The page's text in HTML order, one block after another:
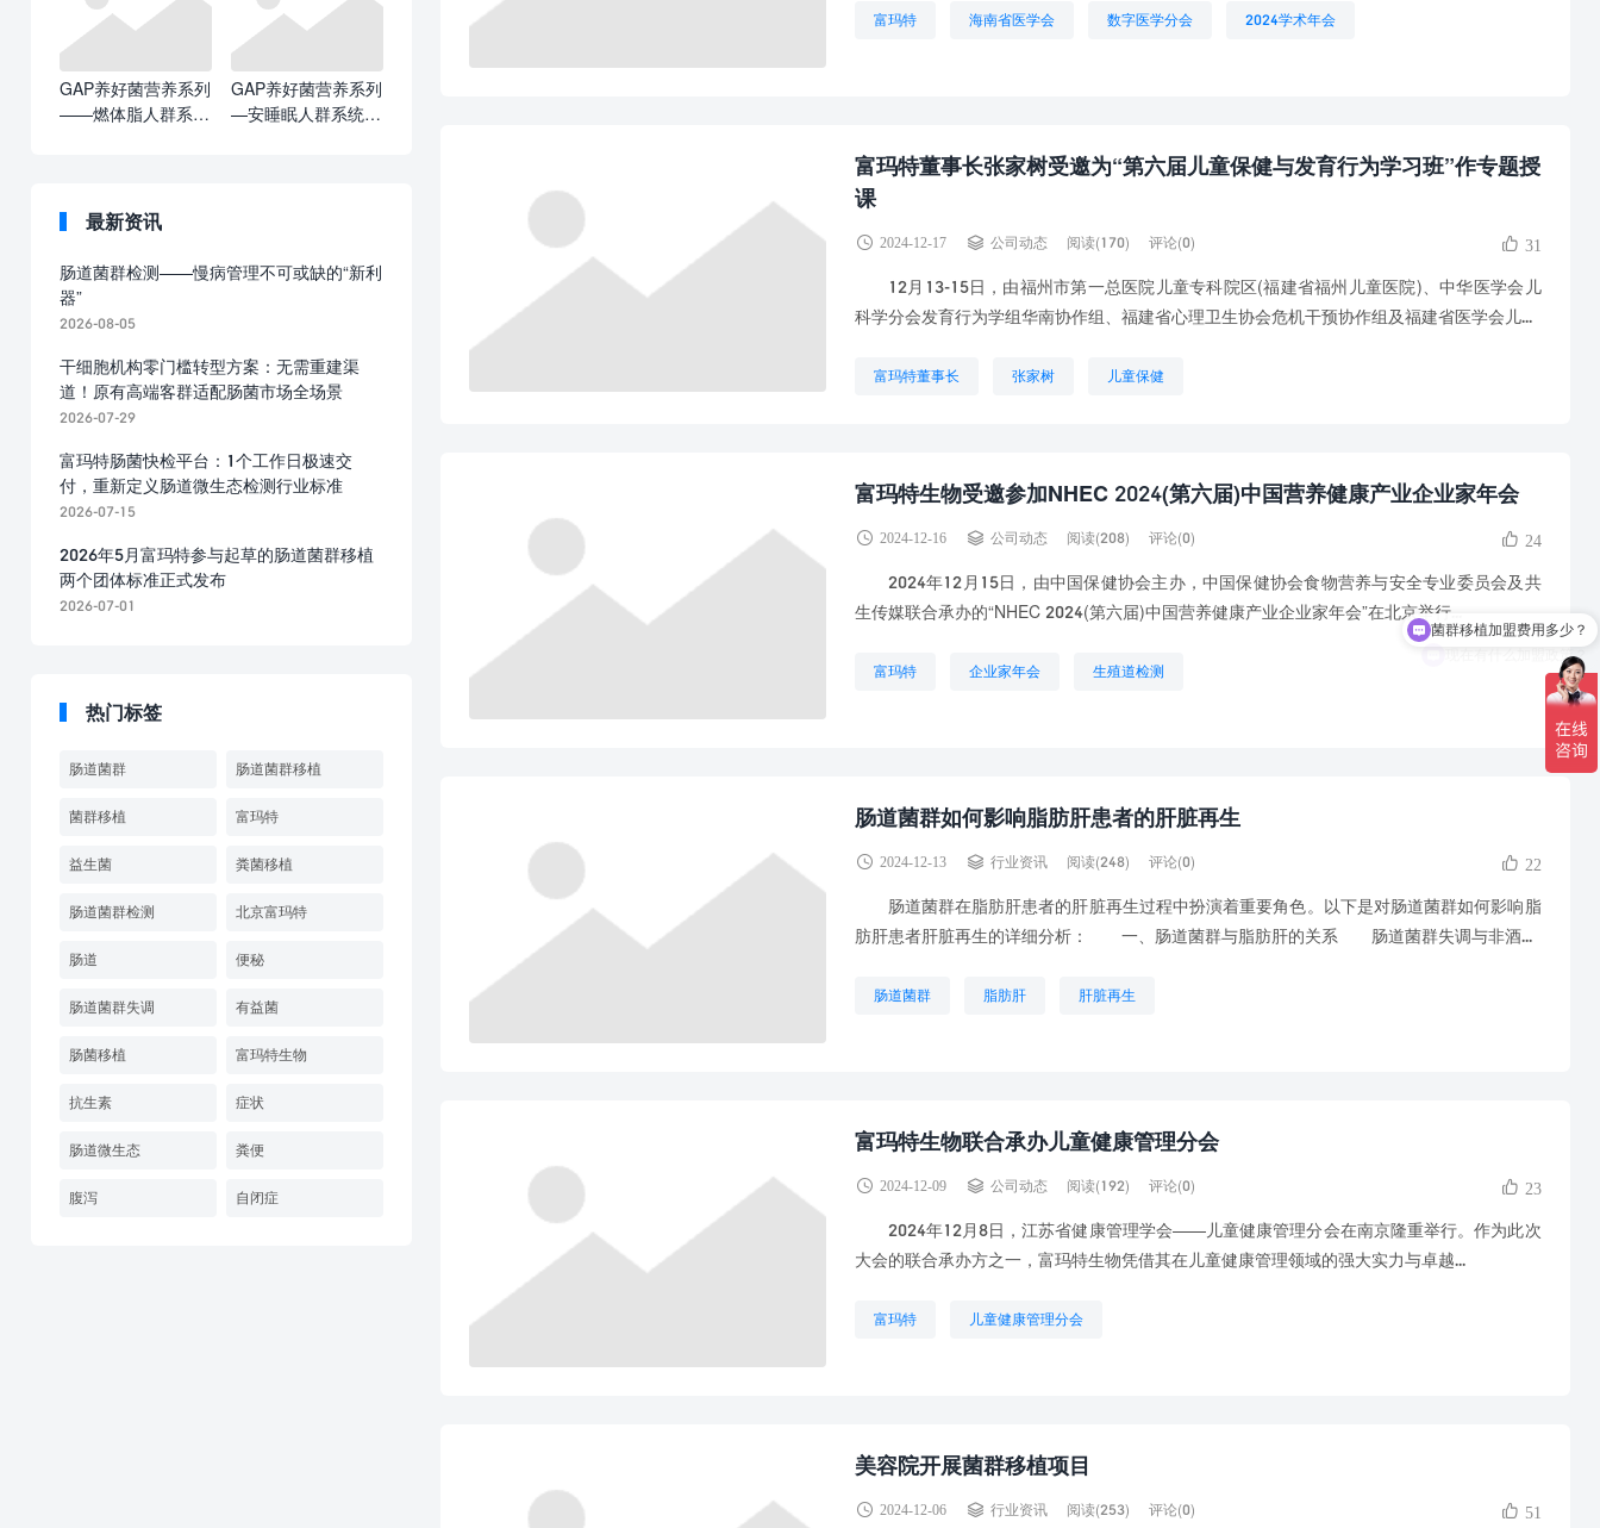
富玛特 海南省医学会 数字医学分会 2024学术年会
富玛特董事长张家树受邀为“第六届儿童保健与发育行为学习班”作专题授
课
2024-12-17 公司动态 阅读(170) 评论(0) 31
12月13-15日，由福州市第一总医院儿童专科院区(福建省福州儿童医院)、中华医学会儿
科学分会发育行为学组华南协作组、福建省心理卫生协会危机干预协作组及福建省医学会儿...
富玛特董事长 张家树 儿童保健
富玛特生物受邀参加NHEC 2024(第六届)中国营养健康产业企业家年会
2024-12-16 公司动态 阅读(208) 评论(0) 24
2024年12月15日，由中国保健协会主办，中国保健协会食物营养与安全专业委员会及共
生传媒联合承办的“NHEC 2024(第六届)中国营养健康产业企业家年会”在北京举行...
富玛特 企业家年会 生殖道检测
肠道菌群如何影响脂肪肝患者的肝脏再生
2024-12-13 行业资讯 阅读(248) 评论(0) 22
肠道菌群在脂肪肝患者的肝脏再生过程中扮演着重要角色。以下是对肠道菌群如何影响脂
肪肝患者肝脏再生的详细分析： 一、肠道菌群与脂肪肝的关系 肠道菌群失调与非酒...
肠道菌群 脂肪肝 肝脏再生
富玛特生物联合承办儿童健康管理分会
2024-12-09 公司动态 阅读(192) 评论(0) 23
2024年12月8日，江苏省健康管理学会——儿童健康管理分会在南京隆重举行。作为此次
大会的联合承办方之一，富玛特生物凭借其在儿童健康管理领域的强大实力与卓越...
富玛特 儿童健康管理分会
美容院开展菌群移植项目
2024-12-06 行业资讯 阅读(253) 评论(0) 51
GAP养好菌营养系列
——燃体脂人群系统
GAP养好菌营养系列
—安睡眠人群系统解
最新资讯
肠道菌群检测——慢病管理不可或缺的“新利
器”
2026-08-05
干细胞机构零门槛转型方案：无需重建渠
道！原有高端客群适配肠菌市场全场景
2026-07-29
富玛特肠菌快检平台：1个工作日极速交
付，重新定义肠道微生态检测行业标准
2026-07-15
2026年5月富玛特参与起草的肠道菌群移植
两个团体标准正式发布
2026-07-01
热门标签
肠道菌群 肠道菌群移植
菌群移植 富玛特
益生菌 粪菌移植
肠道菌群检测 北京富玛特
肠道 便秘
肠道菌群失调 有益菌
肠菌移植 富玛特生物
抗生素 症状
肠道微生态 粪便
腹泻 自闭症
菌群移植加盟费用多少？
现在有什么加盟政策？